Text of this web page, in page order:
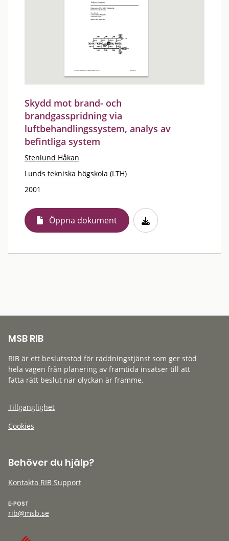
Skydd mot brand- och
brandgasspridning via
luftbehandlingssystem, analys av
befintliga system
Stenlund Håkan
Lunds tekniska högskola (LTH)
2001
Öppna dokument
MSB RIB
RIB är ett beslutsstöd för räddningstjänst som ger stöd
hela vägen från planering av framtida insatser till att
fatta rätt beslut när olyckan är framme.
Tillgänglighet
Cookies
Behöver du hjälp?
Kontakta RIB Support
E-POST
rib@msb.se